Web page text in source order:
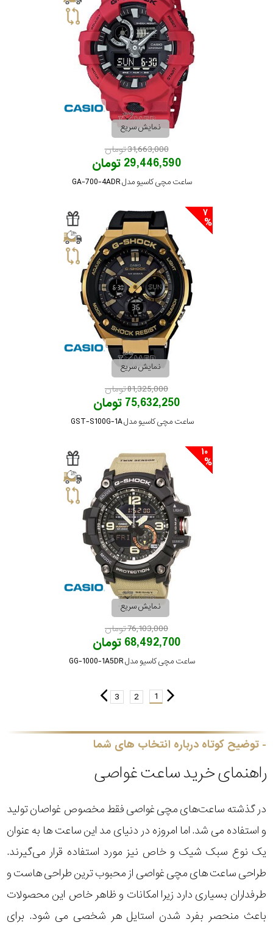
نمایش سریع
31,663,000 تومان
29,446,590 تومان
ساعت مچی کاسیو مدل GA-700-4ADR
نمایش سریع
81,325,000 تومان
75,632,250 تومان
ساعت مچی کاسیو مدل GST-S100G-1A
نمایش سریع
76,103,000 تومان
68,492,700 تومان
ساعت مچی کاسیو مدل GG-1000-1A5DR
1
2
3
توضیح کوتاه درباره انتخاب های شما
راهنمای خرید ساعت غواصی
در گذشته ساعت‌های مچی غواصی فقط مخصوص غواصان تولید
و استفاده می شد. اما امروزه در دنیای مد این ساعت ها به عنوان
یک نوع سبک شیک و خاص نیز مورد استفاده قرار می‌گیرند.
طراحی ساعت های مچی غواصی از محبوب ترین طراحی هاست و
طرفداران بسیاری دارد زیرا امکانات و ظاهر خاص این محصولات
باعث منحصر بفرد شدن استایل هر شخصی می شود. برای